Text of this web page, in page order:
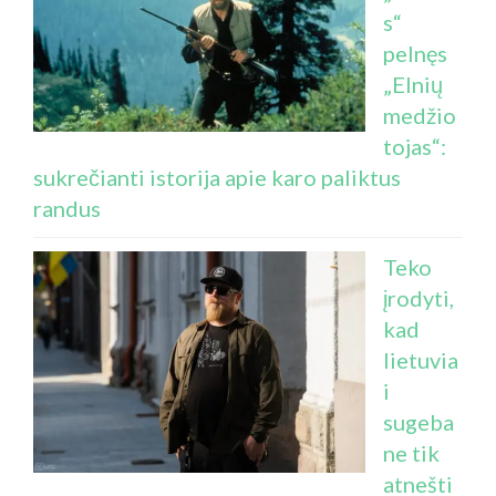
s“
pelnęs
„Elnių
medžio
tojas“:
sukrečianti istorija apie karo paliktus
randus
Teko
įrodyti,
kad
lietuvia
i
sugeba
ne tik
atnešti